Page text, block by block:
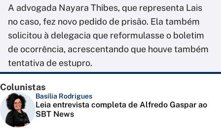
A advogada Nayara Thibes, que representa Lais
no caso, fez novo pedido de prisão. Ela também
solicitou à delegacia que reformulasse o boletim
de ocorrência, acrescentando que houve também
tentativa de estupro.
Colunistas
Basília Rodrigues
Leia entrevista completa de Alfredo Gaspar ao
SBT News